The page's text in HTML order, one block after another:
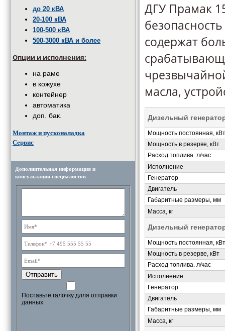
до 20 кВА
20-100 кВА
100-500 кВА
500-3000 кВА и более
Опции и исполнения:
на раме
в кожухе
контейнер
автоматика
доп. бак.
Монтаж и пусконаладка
Сервис
Дополнительная информация и
консультации специалистов
Отправить
Поставьте галочку длля отправки
данных
ДГУ Прамак
содержат
масла,
Дизельный
Мощность постоянная, кВт
Мощность в резерве, кВт
Расход топлива. л/час
Исполнение
Генератор
Двигатель
Габаритные размеры, мм
Масса, кг
Дизельный
Мощность постоянная, кВт
Мощность в резерве, кВт
Расход топлива. л/час
Исполнение
Генератор
Двигатель
Габаритные размеры, мм
Масса, кг